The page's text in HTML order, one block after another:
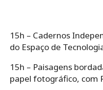
15h – Cadernos
do Espaço de
15h – Paisagens
papel fotográfico, com